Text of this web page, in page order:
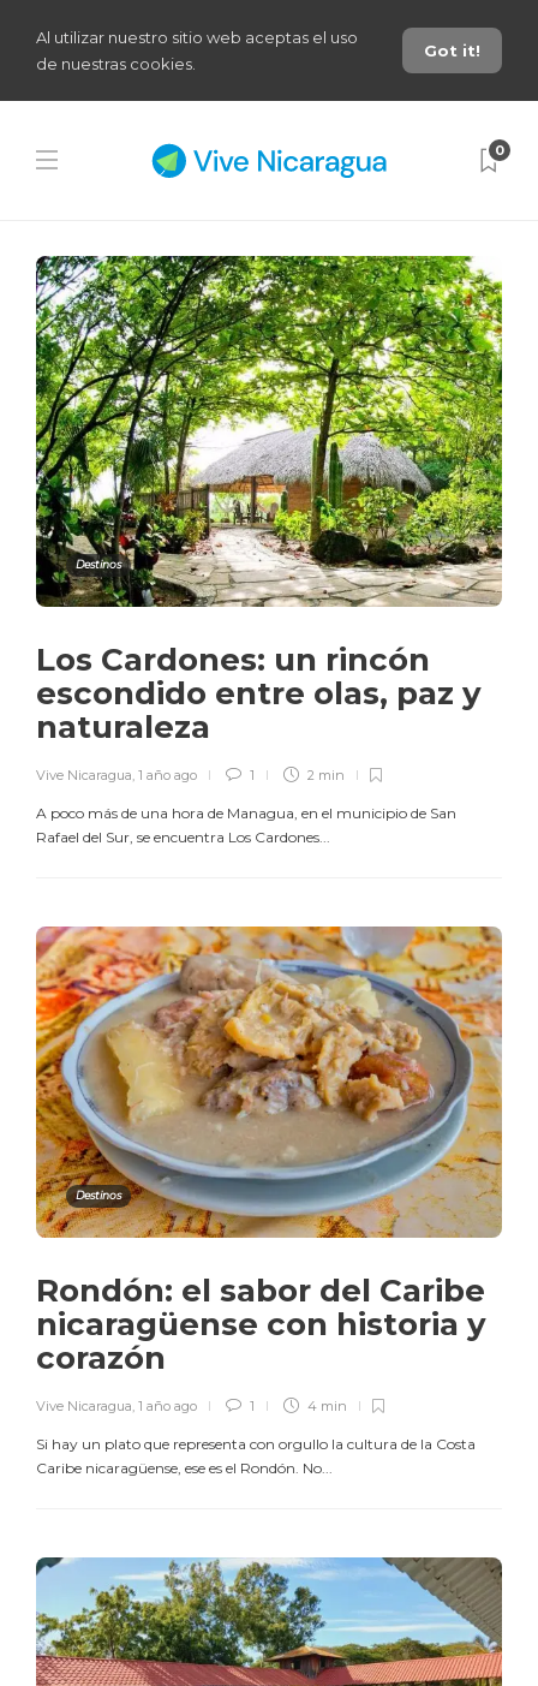
Al utilizar nuestro sitio web aceptas el uso
de nuestras cookies.
Got it!
0
Destinos
Los Cardones: un rincón
escondido entre olas, paz y
naturaleza
Vive Nicaragua, 1 año ago 1 2 min
A poco más de una hora de Managua, en el municipio de San
Rafael del Sur, se encuentra Los Cardones...
Destinos
Rondón: el sabor del Caribe
nicaragüense con historia y
corazón
Vive Nicaragua 1 año ago 1 4 min
Si hay un plato que representa con orgullo la cultura de la Costa
Caribe nicaragüense, ese es el Rondón. No...